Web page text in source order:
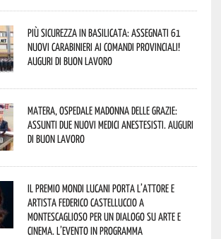
Più sicurezza in Basilicata: assegnati 61
nuovi Carabinieri ai Comandi provinciali!
Auguri di buon lavoro
Matera, Ospedale Madonna delle Grazie:
assunti due nuovi medici anestesisti. Auguri
di buon lavoro
Il Premio Mondi Lucani porta l’attore e
artista Federico Castelluccio a
Montescaglioso per un dialogo su arte e
cinema. L’evento in programma